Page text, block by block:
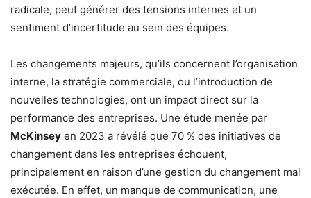
radicale, peut générer des tensions internes et un
sentiment d’incertitude au sein des équipes.
Les changements majeurs, qu’ils concernent l’organisation
interne, la stratégie commerciale, ou l’introduction de
nouvelles technologies, ont un impact direct sur la
performance des entreprises. Une étude menée par
McKinsey en 2023 a révélé que 70 % des initiatives de
changement dans les entreprises échouent,
principalement en raison d’une gestion du changement mal
exécutée. En effet, un manque de communication, une